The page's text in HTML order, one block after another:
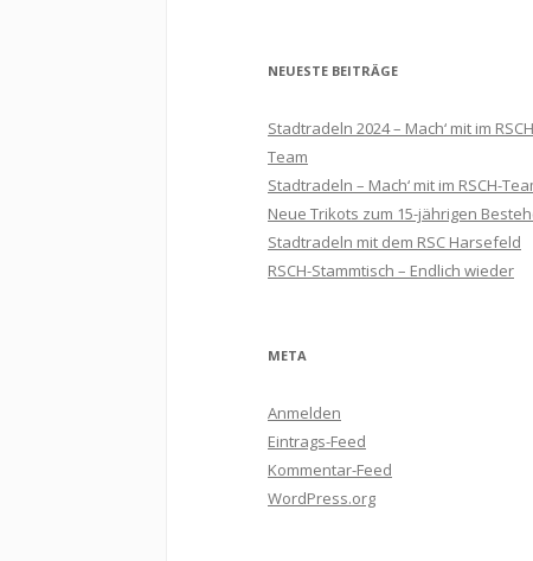
NEUESTE BEITRÄGE
Stadtradeln 2024 – Mach‘ mit im
Team
Stadtradeln – Mach‘ mit im RSCH-
Neue Trikots zum 15-jährigen
Stadtradeln mit dem RSC Harsefeld
RSCH-Stammtisch – Endlich wieder
META
Anmelden
Eintrags-Feed
Kommentar-Feed
WordPress.org